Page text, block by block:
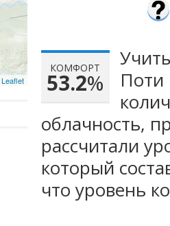
Leaflet
КОМФОРТ
53.2%
Поти
облачность,
рассчитали
который
что уровень